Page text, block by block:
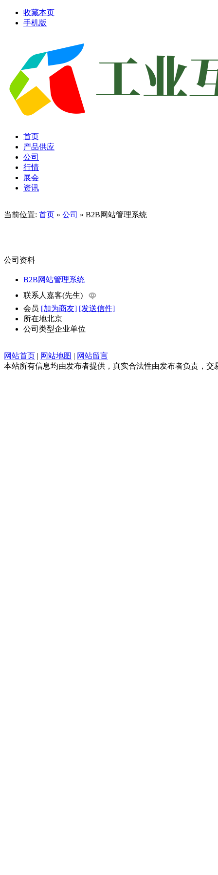
收藏本页
手机版
首页
产品供应
公司
行情
展会
资讯
当前位置: 首页 » 公司 » B2B网站管理系统
公司资料
B2B网站管理系统
联系人 嘉客(先生)
会员 [加为商友] [发送信件]
所在地北京
公司类型企业单位
网站首页 | 网站地图 | 网站留言
本站所有信息均由发布者提供，真实合法性由发布者负责，